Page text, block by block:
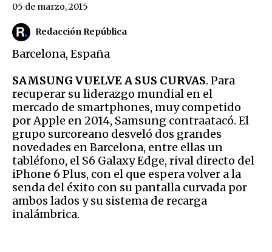
Redacción República
05 de marzo, 2015
Barcelona, España
SAMSUNG VUELVE A SUS CURVAS. Para
recuperar su liderazgo mundial en el
mercado de smartphones, muy competido
por Apple en 2014, Samsung contraatacó. El
grupo surcoreano desveló dos grandes
novedades en Barcelona, entre ellas un
tabléfono, el S6 Galaxy Edge, rival directo del
iPhone 6 Plus, con el que espera volver a la
senda del éxito con su pantalla curvada por
ambos lados y su sistema de recarga
inalámbrica.